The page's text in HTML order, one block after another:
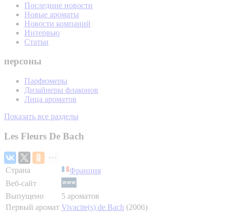
Последние новости
Новые ароматы
Новости компаний
Интервью
Статьи
персоны
Парфюмеры
Дизайнеры флаконов
Лица ароматов
Показать все разделы
Les Fleurs De Bach
Страна
Франция
Веб-сайт
Выпущено
5 ароматов
Первый аромат Vivacite(s) de Bach (2006)